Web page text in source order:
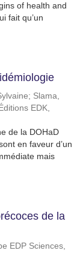
of health and
fait qu’un
; Slama,
Éditions EDK,
de la DOHaD
en faveur d’un
mais
de la
EDP Sciences,